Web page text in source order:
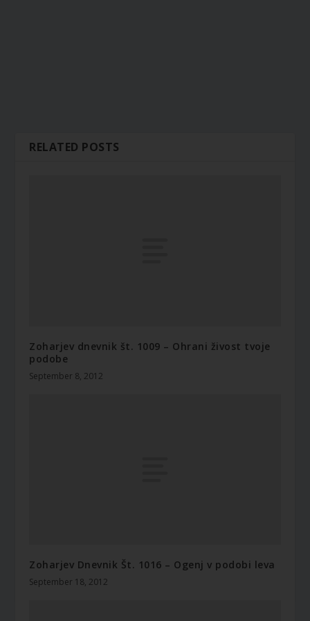
RELATED POSTS
Zoharjev dnevnik št. 1009 – Ohrani živost tvoje
podobe
September 8, 2012
Zoharjev Dnevnik Št. 1016 – Ogenj v podobi leva
September 18, 2012